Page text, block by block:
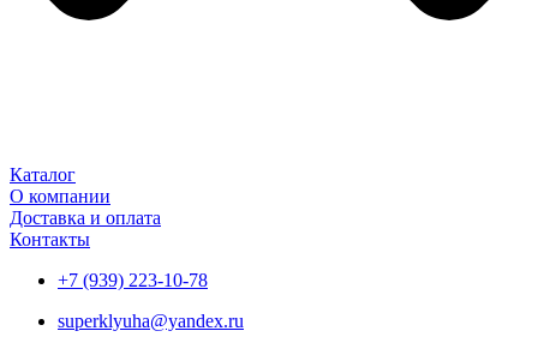
Каталог
О компании
Доставка и оплата
Контакты
+7 (939) 223-10-78
superklyuha@yandex.ru